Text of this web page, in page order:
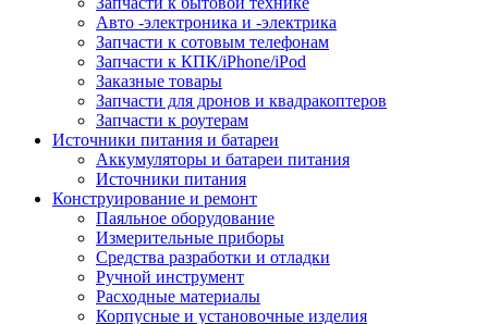
Авто -электроника и -электрика
Запчасти к сотовым телефонам
Запчасти к КПК/iPhone/iPod
Заказные товары
Запчасти для дронов и квадракоптеров
Запчасти к роутерам
Источники питания и батареи
Аккумуляторы и батареи питания
Источники питания
Конструирование и ремонт
Паяльное оборудование
Измерительные приборы
Средства разработки и отладки
Ручной инструмент
Расходные материалы
Корпусные и установочные изделия